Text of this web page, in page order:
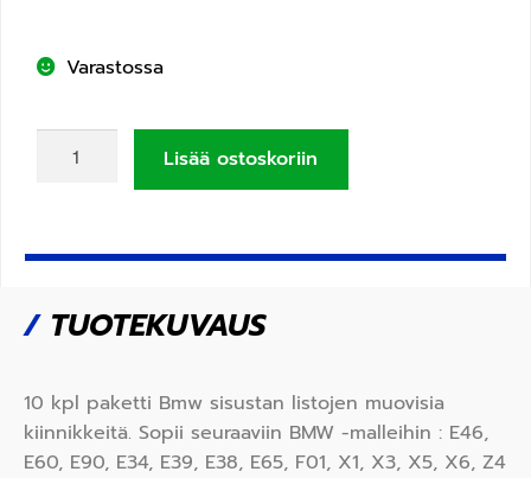
Varastossa
Lisää ostoskoriin
/TUOTEKUVAUS
10 kpl paketti Bmw sisustan listojen muovisia
kiinnikkeitä. Sopii seuraaviin BMW -malleihin : E46,
E60, E90, E34, E39, E38, E65, F01, X1, X3, X5, X6, Z4